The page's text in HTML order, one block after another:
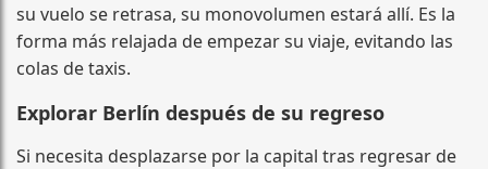
su vuelo se retrasa, su monovolumen estará allí. Es la
forma más relajada de empezar su viaje, evitando las
colas de taxis.
Explorar Berlín después de su regreso
Si necesita desplazarse por la capital tras regresar de